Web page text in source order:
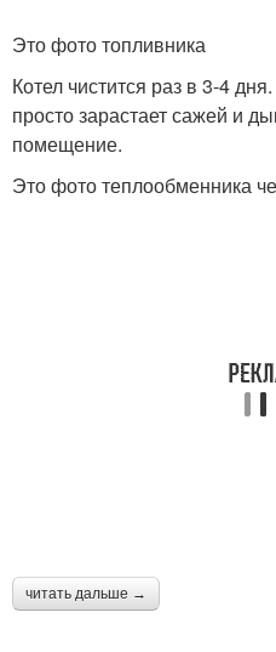
Это фото топливника
Котел чистится раз в 3-4
просто зарастает сажей и
помещение.
Это фото теплообменника
читать дальше →